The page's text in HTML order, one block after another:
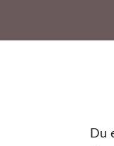
Du